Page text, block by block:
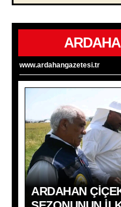
www.ardahangazetesi.tr
ARDAHAN